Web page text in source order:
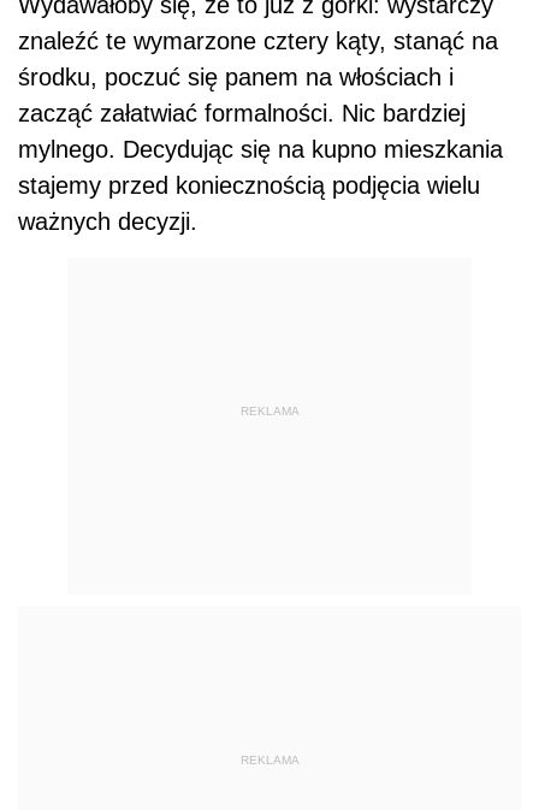
Wydawałoby się, że to już z górki: wystarczy
znaleźć te wymarzone cztery kąty, stanąć na
środku, poczuć się panem na włościach i
zacząć załatwiać formalności. Nic bardziej
mylnego. Decydując się na kupno mieszkania
stajemy przed koniecznością podjęcia wielu
ważnych decyzji.
REKLAMA
REKLAMA